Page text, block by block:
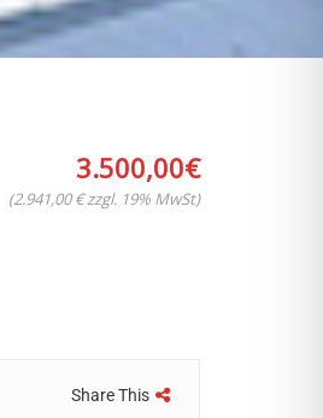
3.500,00€
(2.941,00 € zzgl. 19% MwSt)
Share This